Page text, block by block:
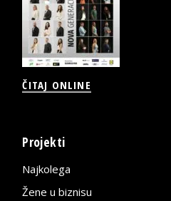
ČITAJ ONLINE
Projekti
Najkolega
Žene u biznisu